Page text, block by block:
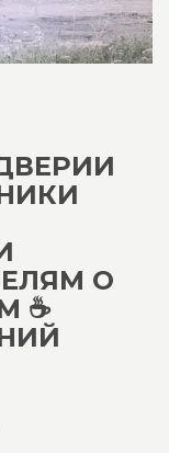
О
☕️